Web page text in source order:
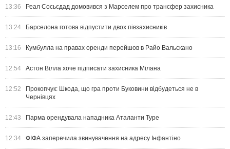
13:36 Реал Сосьєдад домовився з Марселем про трансфер захисника
13:24 Барселона готова відпустити двох півзахисників
13:16 Кумбулла на правах оренди перейшов в Райо Вальєкано
12:54 Астон Вілла хоче підписати захисника Мілана
12:52
Прокопчук: Шкода, що гра проти Буковини відбудеться не в
Чернівцях
12:43 Парма орендувала нападника Аталанти Туре
12:34 ФІФА заперечила звинувачення на адресу Інфантіно